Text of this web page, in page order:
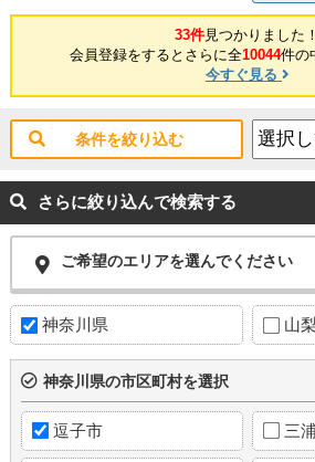
33件見つかりました！
会員登録をするとさらに全10044件の
今すぐ見る
条件を絞り込む
さらに絞り込んで検索する
ご希望のエリアを選んでください
神奈川県 山
神奈川県の市区町村を選択
逗子市 三